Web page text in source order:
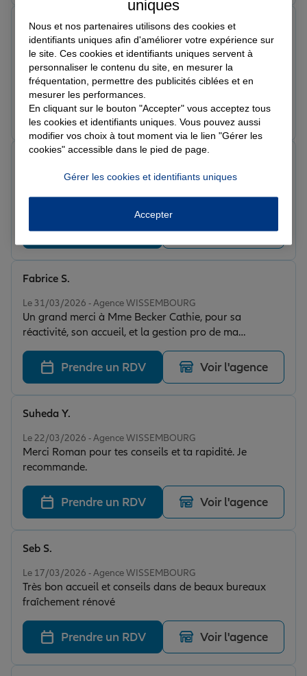
Note de 5 sur 5
Le 15/04/2026 - Agence WISSEMBOURG
Je laisse un commentaire assez tardivement, Juste un
grand Merci à ma conseillère Madame Claus Rebecca.
Si vous avez un Camping car et que vous êtes JEUNE
CONDUCTEUR/TRISE. Foncer chez Madame Claus. J'ai
été super bien accueilli et m'a aidé à trouver une
solution rapidement. Après au moins 30 devis dans
différentes banques/assurances/courtiers. Et toujours
les jeunes conducteurs, ni les deux. Le STRESS !!! Mais
quelle idée... Madame Claus sera votre épaule !!!
Sarah M.
Prendre un RDV Voir l'agence
Le 12/04/2026 - Agence WISSEMBOURG
Très à l’écoute et avec rapidité
Prendre un RDV Voir l'agence
Le 31/03/2026 - Agence WISSEMBOURG
Un grand merci à Mme Becker Cathie, pour sa
réactivité, son accueil, et la gestion pro de ma
demande. Je recommande.
Fabrice S.
Prendre un RDV Voir l'agence
Le 22/03/2026 - Agence WISSEMBOURG
Merci Roman pour tes conseils et ta rapidité. Je
recommande.
Suheda Y.
Prendre un RDV Voir l'agence
Le 17/03/2026 - Agence WISSEMBOURG
Très bon accueil et conseils dans de beaux bureaux
fraîchement rénové
Seb S.
Prendre un RDV Voir l'agence
uniques
Nous et nos partenaires utilisons des cookies et
identifiants uniques afin d'améliorer votre expérience sur
le site. Ces cookies et identifiants uniques servent à
personnaliser le contenu du site, en mesurer la
fréquentation, permettre des publicités ciblées et en
mesurer les performances.
En cliquant sur le bouton "Accepter" vous acceptez tous
les cookies et identifiants uniques. Vous pouvez aussi
modifier vos choix à tout moment via le lien "Gérer les
cookies" accessible dans le pied de page.
Gérer les cookies et identifiants uniques
Accepter